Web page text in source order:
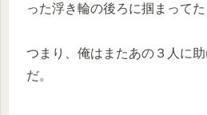
った浮き輪の後ろに掴まってた
つまり、俺はまたあの３人に
だ。